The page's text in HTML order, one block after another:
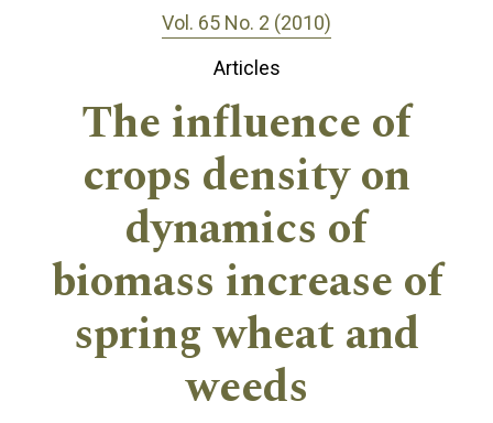
Vol. 65 No. 2 (2010)
Articles
The influence of
crops density on
dynamics of
biomass increase of
spring wheat and
weeds